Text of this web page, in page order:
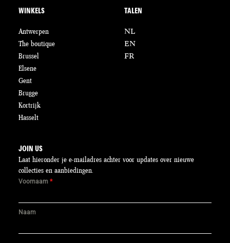
WINKELS
Antwerpen
The boutique
Brussel
Elsene
Gent
Brugge
Kortrijk
Hasselt
TALEN
NL
EN
FR
JOIN US
Laat hieronder je e-mailadres achter voor updates over nieuwe
collecties en aanbiedingen.
Voornaam *
Naam